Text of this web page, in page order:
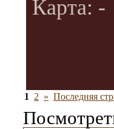
Карта: -
1 2 » Последняя